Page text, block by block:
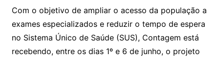
Com o objetivo de ampliar o acesso da população a
exames especializados e reduzir o tempo de espera
no Sistema Único de Saúde (SUS), Contagem está
recebendo, entre os dias 1º e 6 de junho, o projeto